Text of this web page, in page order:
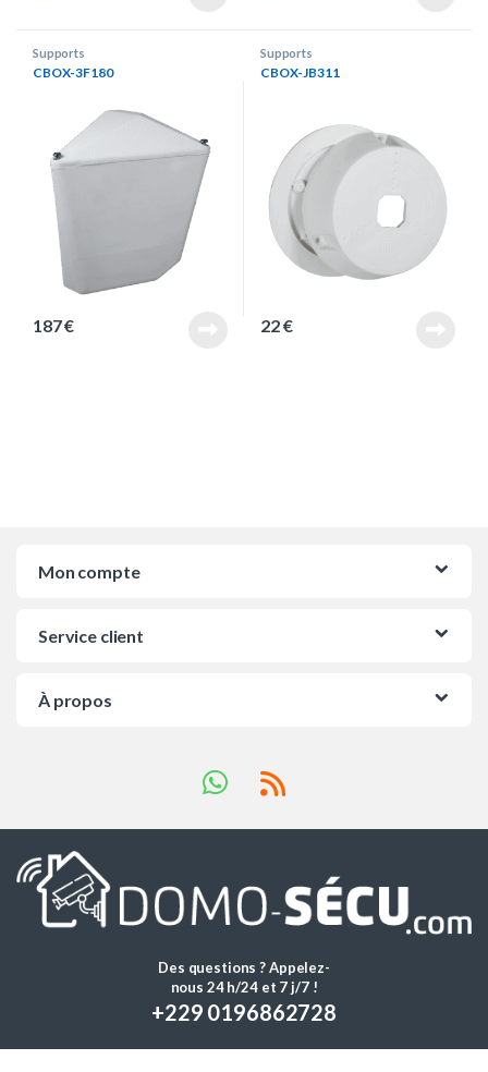
Supports
CBOX-3F180
187€
Supports
CBOX-JB311
22€
Mon compte
Service client
À propos
Des questions ? Appelez-
nous 24 h/24 et 7 j/7 !
+229 0196862728